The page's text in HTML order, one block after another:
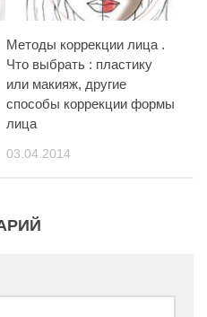
Методы коррекции лица .
Что выбрать : пластику
или макияж, другие
способы коррекции формы
лица
03.04.2014